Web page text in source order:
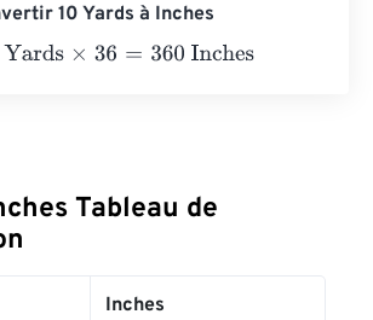
10 Yards à Inches
×36= 360 Inches
Tableau de
Inches